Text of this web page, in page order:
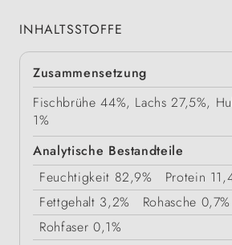
INHALTSSTOFFE
Zusammensetzung
Fischbrühe 44%, Lachs 27,5%,
1%
Analytische Bestandteile
Feuchtigkeit 82,9% Protein
Fettgehalt 3,2% Rohasche 0,7%
Rohfaser 0,1%